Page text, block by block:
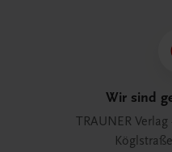
Wir sind
TRAUNER